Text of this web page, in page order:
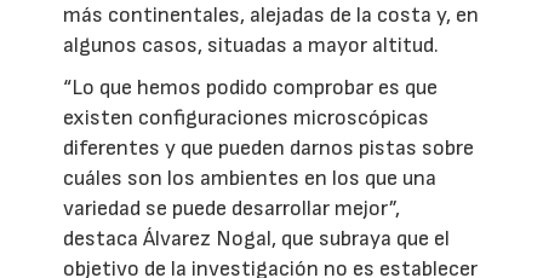
más continentales, alejadas de la costa y, en
algunos casos, situadas a mayor altitud.
“Lo que hemos podido comprobar es que
existen configuraciones microscópicas
diferentes y que pueden darnos pistas sobre
cuáles son los ambientes en los que una
variedad se puede desarrollar mejor”,
destaca Álvarez Nogal, que subraya que el
objetivo de la investigación no es establecer